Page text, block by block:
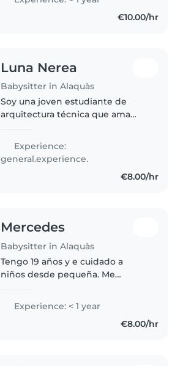
considero una persona
responsable, madura, empática,
€10.00/hr
Luna Nerea
Babysitter in Alaquàs
Soy una joven estudiante de
arquitectura técnica que ama
a desarrollar tanto sus
conocimientos como sus ,me
encantan las manualidades
Experience:
general.experience.
€8.00/hr
Mercedes
Babysitter in Alaquàs
Tengo 19 años y e cuidado a
niños desde pequeña. Me
cuidairlos . Tengo mucha
paciencia . Lo busco como un
trabajo de entretiempo. Se me
Experience: < 1 year
€8.00/hr